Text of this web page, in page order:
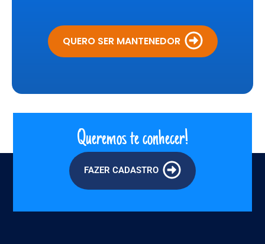
QUERO SER MANTENEDOR
Queremos te conhecer!
FAZER CADASTRO